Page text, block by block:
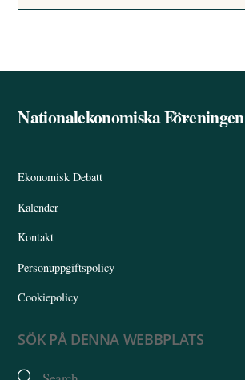
Back
Nationalekonomiska Föreningen
Ekonomisk Debatt
Kalender
Kontakt
Personuppgiftspolicy
Cookiepolicy
SÖK PÅ DENNA WEBBPLATS